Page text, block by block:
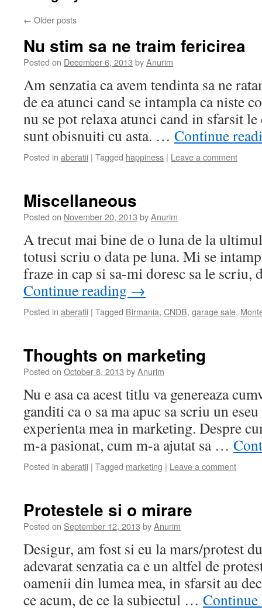
← Older posts
Nu stim sa ne traim fericirea
Posted on December 6, 2013 byAnurim
Am senzatia ca avem tendinta sa ne
de ea atunci cand se intampla ca niste
nu se pot relaxa atunci cand in sfarsit
sunt obisnuiti cu asta. … Continue
Posted in aberatii | Tagged happiness | Leave a comment
Miscellaneous
Posted on November 20, 2013 byAnurim
A trecut mai bine de o luna de la
totusi scriu o data pe luna. Mi se
fraze in cap si sa-mi doresc sa le
Continue reading →
Posted in aberatii | Tagged Birmania, CNDB, garage sale,
Thoughts on marketing
Posted on October 8, 2013 byAnurim
Nu e asa ca acest titlu va genereaza
ganditi ca o sa ma apuc sa scriu un
experienta mea in marketing. Despre
m-a pasionat, cum m-a ajutat sa …
Posted in aberatii | Tagged marketing | Leave a comment
Protestele si o mirare
Posted on September 12, 2013 byAnurim
Desigur, am fost si eu la mars/protest
adevarat senzatia ca e un altfel de
oamenii din lumea mea, in sfarsit au
ce acum, de ce la subiectul …